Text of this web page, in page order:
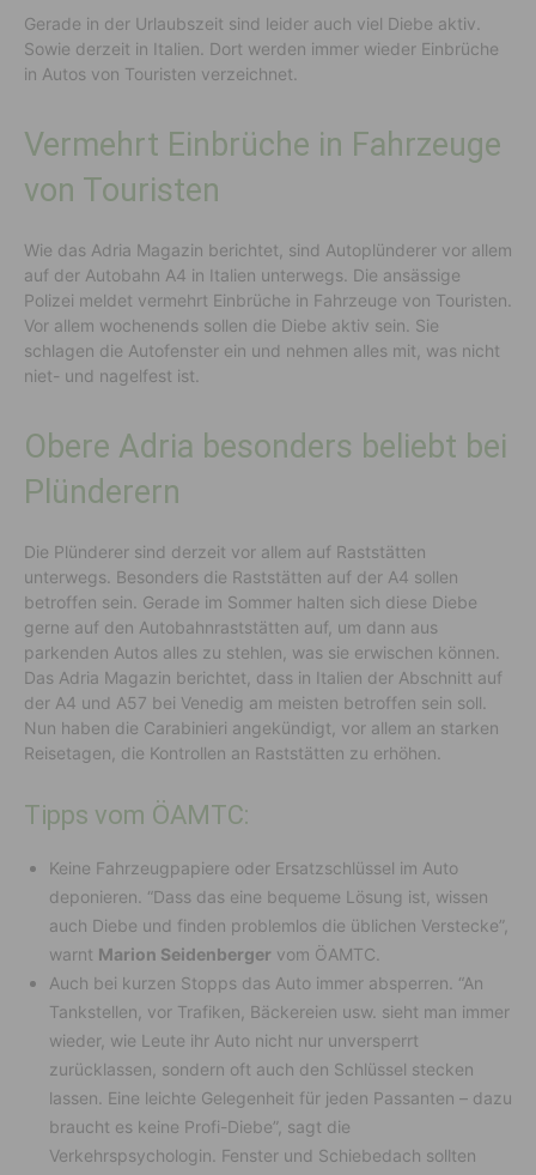
Gerade in der Urlaubszeit sind leider auch viel Diebe aktiv.
Sowie derzeit in Italien. Dort werden immer wieder Einbrüche
in Autos von Touristen verzeichnet.
Vermehrt Einbrüche in Fahrzeuge
von Touristen
Wie das Adria Magazin berichtet, sind Autoplünderer vor allem
auf der Autobahn A4 in Italien unterwegs. Die ansässige
Polizei meldet vermehrt Einbrüche in Fahrzeuge von Touristen.
Vor allem wochenends sollen die Diebe aktiv sein. Sie
schlagen die Autofenster ein und nehmen alles mit, was nicht
niet- und nagelfest ist.
Obere Adria besonders beliebt bei
Plünderern
Die Plünderer sind derzeit vor allem auf Raststätten
unterwegs. Besonders die Raststätten auf der A4 sollen
betroffen sein. Gerade im Sommer halten sich diese Diebe
gerne auf den Autobahnraststätten auf, um dann aus
parkenden Autos alles zu stehlen, was sie erwischen können.
Das Adria Magazin berichtet, dass in Italien der Abschnitt auf
der A4 und A57 bei Venedig am meisten betroffen sein soll.
Nun haben die Carabinieri angekündigt, vor allem an starken
Reisetagen, die Kontrollen an Raststätten zu erhöhen.
Tipps vom ÖAMTC:
Keine Fahrzeugpapiere oder Ersatzschlüssel im Auto
deponieren. “Dass das eine bequeme Lösung ist, wissen
auch Diebe und finden problemlos die üblichen Verstecke”,
warnt Marion Seidenberger vom ÖAMTC.
Auch bei kurzen Stopps das Auto immer absperren. “An
Tankstellen, vor Trafiken, Bäckereien usw. sieht man immer
wieder, wie Leute ihr Auto nicht nur unversperrt
zurücklassen, sondern oft auch den Schlüssel stecken
lassen. Eine leichte Gelegenheit für jeden Passanten – dazu
braucht es keine Profi-Diebe”, sagt die
Verkehrspsychologin. Fenster und Schiebedach sollten